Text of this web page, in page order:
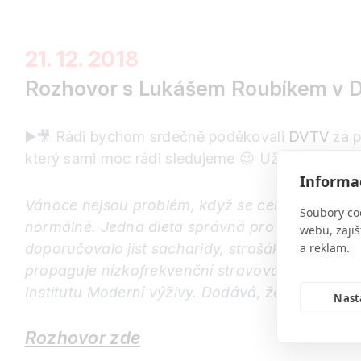
Soubory
webu,
a reklam.
21. 12. 2018
Rozhovor s Lukášem Roubíkem v
▶️🎥 Rádi bychom srdečně poděkovali DVTV za
který sami moc rádi sledujeme 😉 Už jste
Vánoce nejsou problém, když se celoročně
normálně. Jedna dieta správná pro všechny
doporučovalo jíst sacharidy, strašákem byly
propaguje nízkofrekvenční stravování a jídlo
Institutu Moderní výživy. Dodává, že žijeme v
Rozhovor zde